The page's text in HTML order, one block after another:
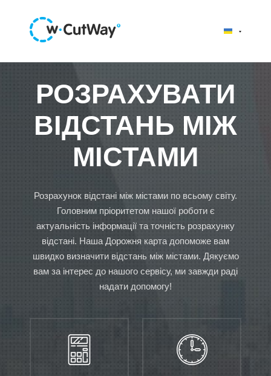
РОЗРАХУВАТИ
ВІДСТАНЬ МІЖ
МІСТАМИ
Розрахунок відстані між містами по всьому світу.
Головним пріоритетом нашої роботи є
актуальність інформації та точність розрахунку
відстані. Наша Дорожня карта допоможе вам
швидко визначити відстань між містами. Дякуємо
вам за інтерес до нашого сервісу, ми завжди раді
надати допомогу!